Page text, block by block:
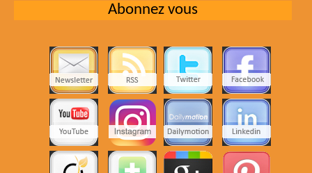
Abonnez vous